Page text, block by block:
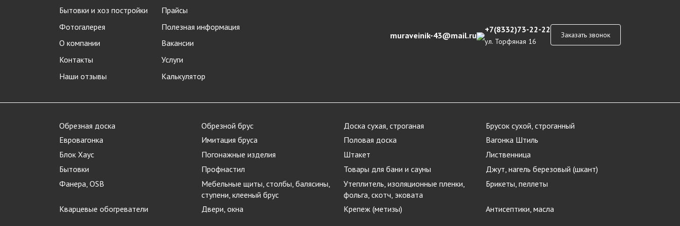
Бытовки и хоз постройки
Прайсы
Фотогалерея
Полезная информация
О компании
Вакансии
Контакты
Услуги
Наши отзывы
Калькулятор
muraveinik-43@mail.ru
+7(8332)73-22-22
ул. Торфяная 16
Заказать звонок
Обрезная доска Обрезной брус Доска сухая, строганая
Брусок сухой, строганный
Евровагонка
Имитация бруса Половая доска
Вагонка Штиль
Блок Хаус
Погонажные изделия Штакет
Лиственница
Бытовки
Профнастил Товары для бани и сауны
Джут, нагель березовый (шкант)
Фанера, OSB
Мебельные щиты, столбы, балясины,
ступени, клееный брус
Утеплитель, изоляционные пленки,
фольга, скотч, эковата
Брикеты, пеллеты
Кварцевые обогреватели Двери, окна Крепеж (метизы) Антисептики, масла